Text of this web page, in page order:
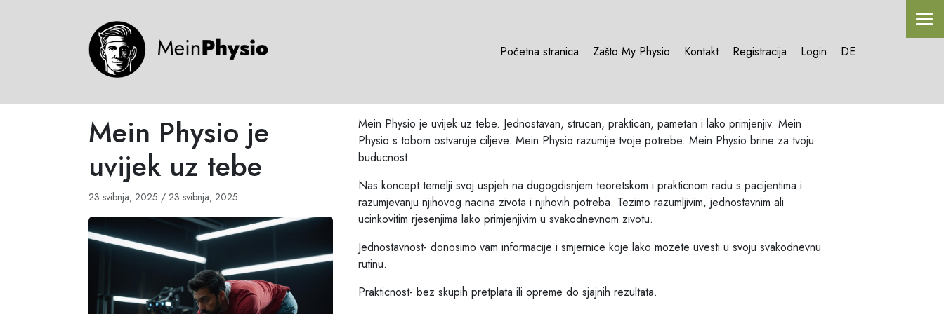
Početna stranica Zašto My Physio Kontakt Registracija Login DE
Mein Physio je
uvijek uz tebe
23 svibnja, 2025 / 23 svibnja, 2025
Mein Physio je uvijek uz tebe. Jednostavan, strucan, praktican, pametan i lako primjenjiv. Mein
Physio s tobom ostvaruje ciljeve. Mein Physio razumije tvoje potrebe. Mein Physio brine za tvoju
buducnost.
Nas koncept temelji svoj uspjeh na dugogdisnjem teoretskom i prakticnom radu s pacijentima i
razumjevanju njihovog nacina zivota i njihovih potreba. Tezimo razumljivim, jednostavnim ali
ucinkovitim rjesenjima lako primjenjivim u svakodnevnom zivotu.
Jednostavnost- donosimo vam informacije i smjernice koje lako mozete uvesti u svoju svakodnevnu
rutinu.
Prakticnost- bez skupih pretplata ili opreme do sjajnih rezultata.